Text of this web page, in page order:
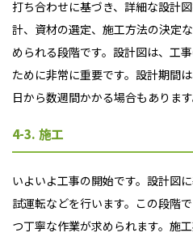
打ち合わせに基づき、詳細な設計
計、資材の選定、施工方法の決定
められる段階です。設計図は、工
ために非常に重要です。設計期間
日から数週間かかる場合もあります
4-3. 施工
いよいよ工事の開始です。設計図
試運転などを行います。この段階
つ丁寧な作業が求められます。施